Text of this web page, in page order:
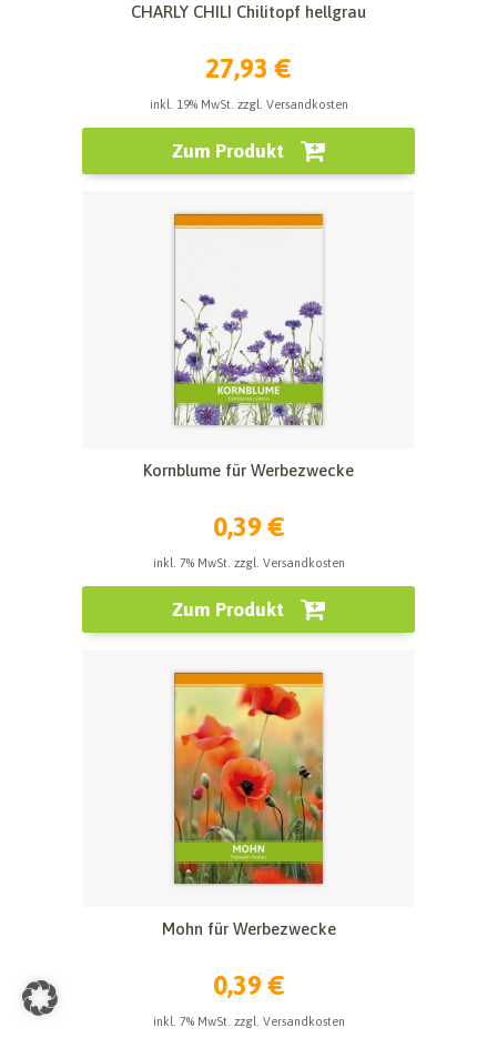
CHARLY CHILI Chilitopf hellgrau
27,93 €
inkl. 19% MwSt. zzgl. Versandkosten
Zum Produkt
Kornblume für Werbezwecke
0,39 €
inkl. 7% MwSt. zzgl. Versandkosten
Zum Produkt
Mohn für Werbezwecke
0,39 €
inkl. 7% MwSt. zzgl. Versandkosten